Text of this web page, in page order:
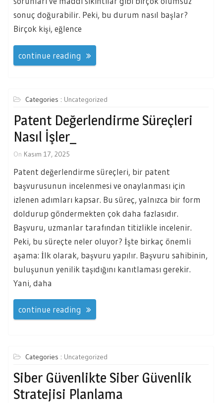
sonuç doğurabilir. Peki, bu durum nasıl başlar?
Birçok kişi, eğlence
continue reading
Categories : Uncategorized
Patent Değerlendirme Süreçleri
Nasıl İşler_
On Kasım 17, 2025
Patent değerlendirme süreçleri, bir patent
başvurusunun incelenmesi ve onaylanması için
izlenen adımları kapsar. Bu süreç, yalnızca bir form
doldurup göndermekten çok daha fazlasıdır.
Başvuru, uzmanlar tarafından titizlikle incelenir.
Peki, bu süreçte neler oluyor? İşte birkaç önemli
aşama: İlk olarak, başvuru yapılır. Başvuru sahibinin,
buluşunun yenilik taşıdığını kanıtlaması gerekir.
Yani, daha
continue reading
Categories : Uncategorized
Siber Güvenlikte Siber Güvenlik
Stratejisi Planlama